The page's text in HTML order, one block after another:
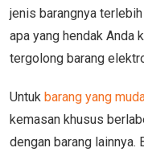
jenis barangnya
apa yang hendak Anda
tergolong barang
Untuk barang yang
kemasan khusus
dengan barang lainnya.